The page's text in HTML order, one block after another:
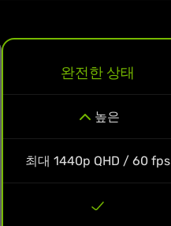
완전한 상태
높은
최대1440p QHD / 60 fps